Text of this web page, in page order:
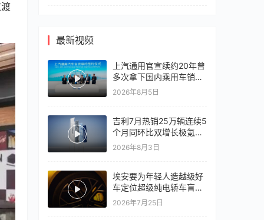
最新视频
上汽通用官宣续约20年曾
多次拿下国内乘用车销冠
竞争激烈，上汽通用有信
2026年8月5日
吉利7月热销25万辆连续5
个月同环比双增长极氪销
量同比翻倍，出口再破10
2026年8月3日
埃安要为年轻人造越级好
车定位超级纯电轿车盲猜
18万以上
2026年7月25日